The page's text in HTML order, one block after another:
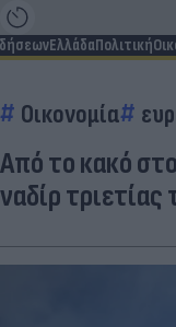
ΕλλάδαΠολιτική
Οικονομία
Από το κακό
ναδίρ